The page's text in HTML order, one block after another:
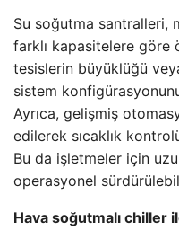
Su soğutma santralleri,
farklı kapasitelere göre
tesislerin büyüklüğü
sistem
Ayrıca, gelişmiş
edilerek sıcaklık
Bu da işletmeler için
operasyonel
Hava soğutmalı chiller